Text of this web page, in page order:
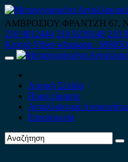
Skip
to
content
ΑΜΒΡΟΣΙΟΥ ΦΡΑΝΤΖΗ 67,
210 9012444 210 9239148 210
Κινητό-Viber-whatsapp :
Primary
Αρχική Σελίδα
Ποιοί είμαστε
Ανταλλακτικά
Επικοινωνία